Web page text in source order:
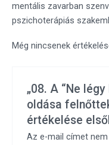
mentális zavarban
pszichoterápiás
Még nincsenek
„08. A “Ne
oldása
értékelése
Az e-mail címet